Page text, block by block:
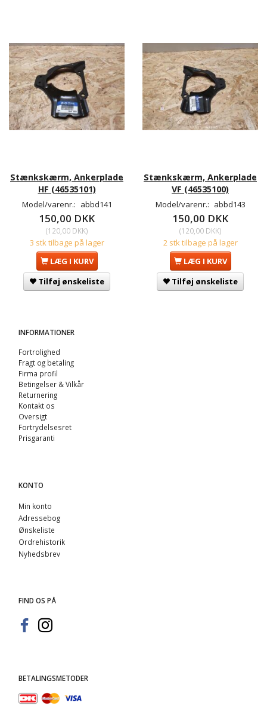
Stænkskærm, Ankerplade
HF (46535101)
Model/varenr.: abbd141
150,00 DKK
(120,00 DKK)
3 stk tilbage på lager
LÆG I KURV
Tilføj ønskeliste
Stænkskærm, Ankerplade
VF (46535100)
Model/varenr.: abbd143
150,00 DKK
(120,00 DKK)
2 stk tilbage på lager
LÆG I KURV
Tilføj ønskeliste
INFORMATIONER
Fortrolighed
Fragt og betaling
Firma profil
Betingelser & Vilkår
Returnering
Kontakt os
Oversigt
Fortrydelsesret
Prisgaranti
KONTO
Min konto
Adressebog
Ønskeliste
Ordrehistorik
Nyhedsbrev
FIND OS PÅ
BETALINGSMETODER